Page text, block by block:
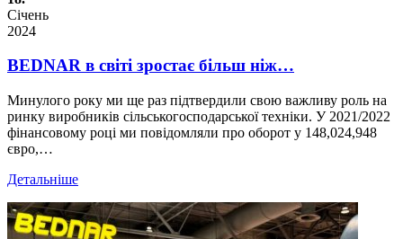
Січень
2024
BEDNAR в світі зростає більш ніж…
Минулого року ми ще раз підтвердили свою важливу роль на
ринку виробників сільськогосподарської техніки. У 2021/2022
фінансовому році ми повідомляли про оборот у 148,024,948
євро,…
Детальніше